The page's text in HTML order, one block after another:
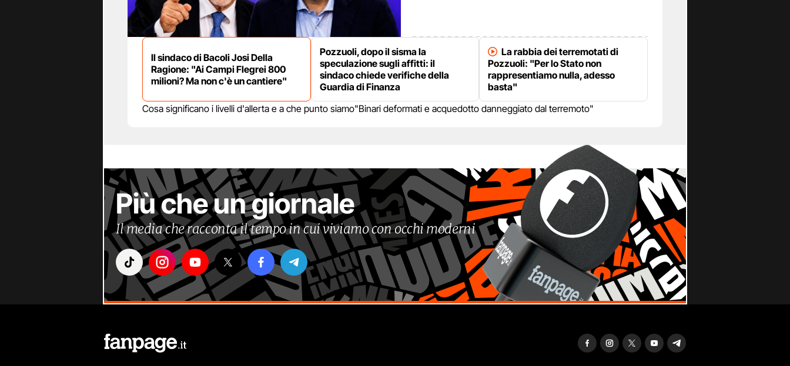
Il sindaco di Bacoli Josi Della
Ragione: "Ai Campi Flegrei 800
milioni? Ma non c'è un cantiere"
Pozzuoli, dopo il sisma la
speculazione sugli affitti: il
sindaco chiede verifiche della
Guardia di Finanza
La rabbia dei terremotati di
Pozzuoli: "Per lo Stato non
rappresentiamo nulla, adesso
basta"
Cosa significano i livelli d'allerta e a che punto siamo"Binari deformati e acquedotto danneggiato dal terremoto"
Più che un giornale
Il media che racconta il tempo in cui viviamo con occhi moderni